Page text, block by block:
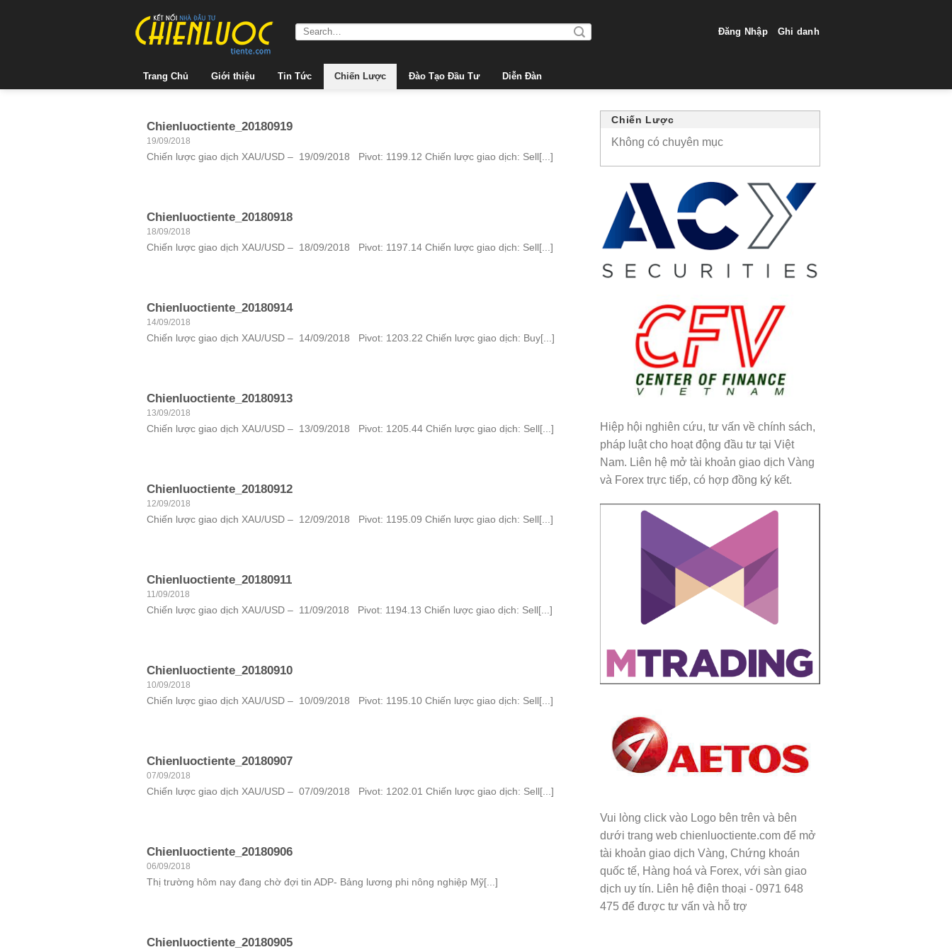
Đăng Nhập Ghi danh
Trang Chủ Giới thiệu Tin Tức Chiến Lược Đào Tạo Đầu Tư Diễn Đàn
Chienluoctiente_20180919
19/09/2018
Chiến lược giao dịch XAU/USD – 19/09/2018 Pivot: 1199.12 Chiến lược giao dịch: Sell[...]
Chienluoctiente_20180918
18/09/2018
Chiến lược giao dịch XAU/USD – 18/09/2018 Pivot: 1197.14 Chiến lược giao dịch: Sell[...]
Chienluoctiente_20180914
14/09/2018
Chiến lược giao dịch XAU/USD – 14/09/2018 Pivot: 1203.22 Chiến lược giao dịch: Buy[...]
Chienluoctiente_20180913
13/09/2018
Chiến lược giao dịch XAU/USD – 13/09/2018 Pivot: 1205.44 Chiến lược giao dịch: Sell[...]
Chienluoctiente_20180912
12/09/2018
Chiến lược giao dịch XAU/USD – 12/09/2018 Pivot: 1195.09 Chiến lược giao dịch: Sell[...]
Chienluoctiente_20180911
11/09/2018
Chiến lược giao dịch XAU/USD – 11/09/2018 Pivot: 1194.13 Chiến lược giao dịch: Sell[...]
Chienluoctiente_20180910
10/09/2018
Chiến lược giao dịch XAU/USD – 10/09/2018 Pivot: 1195.10 Chiến lược giao dịch: Sell[...]
Chienluoctiente_20180907
07/09/2018
Chiến lược giao dịch XAU/USD – 07/09/2018 Pivot: 1202.01 Chiến lược giao dịch: Sell[...]
Chienluoctiente_20180906
06/09/2018
Thị trường hôm nay đang chờ đợi tin ADP- Bảng lương phi nông nghiệp Mỹ[...]
Chienluoctiente_20180905
Chiến Lược
Không có chuyên mục
Hiệp hội nghiên cứu, tư vấn về chính sách,
pháp luật cho hoạt động đầu tư tại Việt
Nam. Liên hệ mở tài khoản giao dịch Vàng
và Forex trực tiếp, có hợp đồng ký kết.
Vui lòng click vào Logo bên trên và bên
dưới trang web chienluoctiente.com để mở
tài khoản giao dịch Vàng, Chứng khoán
quốc tế, Hàng hoá và Forex, với sàn giao
dịch uy tín. Liên hệ điện thoại - 0971 648
475 để được tư vấn và hỗ trợ